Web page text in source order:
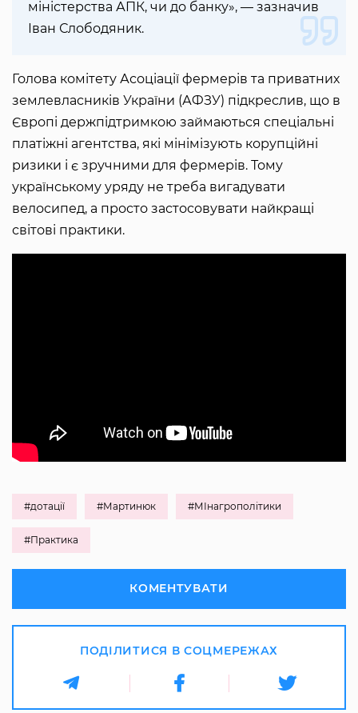
міністерства АПК, чи до банку», — зазначив
Іван Слободяник.
Голова комітету Асоціації фермерів та приватних
землевласників України (АФЗУ) підкреслив, що в
Європі держпідтримкою займаються спеціальні
платіжні агентства, які мінімізують корупційні
ризики і є зручними для фермерів. Тому
українському уряду не треба вигадувати
велосипед, а просто застосовувати найкращі
світові практики.
#дотації #Мартинюк #МІнагрополітики
#Практика
КОМЕНТУВАТИ
ПОДІЛИТИСЯ В СОЦМЕРЕЖАХ